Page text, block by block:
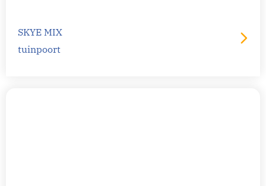
SKYE MIX
tuinpoort